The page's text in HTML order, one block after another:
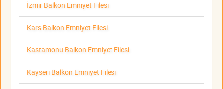
İzmir Balkon Emniyet Filesi
Kars Balkon Emniyet Filesi
Kastamonu Balkon Emniyet Filesi
Kayseri Balkon Emniyet Filesi